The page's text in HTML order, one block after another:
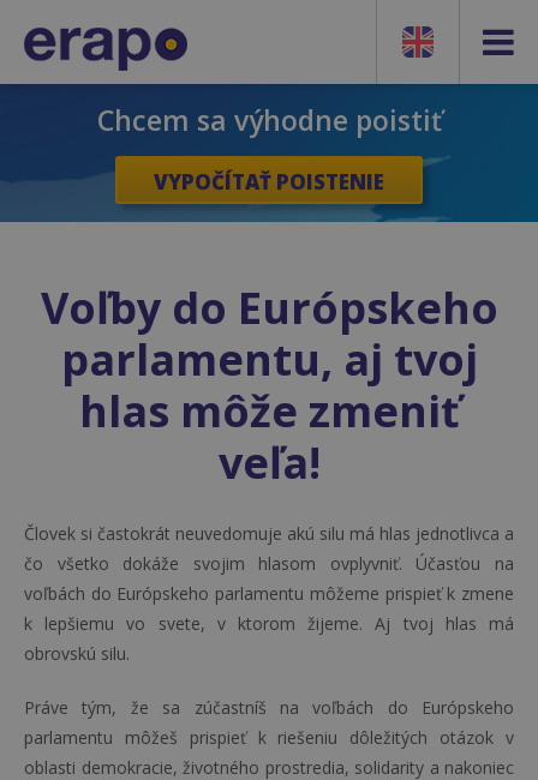
Chcem sa výhodne poistiť
VYPOČÍTAŤ POISTENIE
Voľby do Európskeho
parlamentu, aj tvoj
hlas môže zmeniť
veľa!
Človek si častokrát neuvedomuje akú silu má hlas jednotlivca a
čo všetko dokáže svojim hlasom ovplyvniť. Účasťou na
voľbách do Európskeho parlamentu môžeme prispieť k zmene
k lepšiemu vo svete, v ktorom žijeme. Aj tvoj hlas má
obrovskú silu.
Práve tým, že sa zúčastníš na voľbách do Európskeho
parlamentu môžeš prispieť k riešeniu dôležitých otázok v
oblasti demokracie, životného prostredia, solidarity a nakoniec